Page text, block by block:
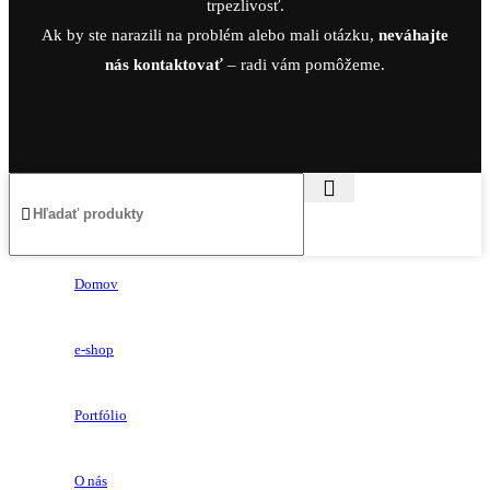
trpezlivosť.
Ak by ste narazili na problém alebo mali otázku, neváhajte
nás kontaktovať – radi vám pomôžeme.
Domov
e-shop
Portfólio
O nás